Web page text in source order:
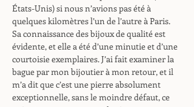
États-Unis) si nous n’avions pas été à
quelques kilomètres l’un de l’autre à Paris.
Sa connaissance des bijoux de qualité est
évidente, et elle a été d’une minutie et d’une
courtoisie exemplaires. J’ai fait examiner la
bague par mon bijoutier à mon retour, et il
m’a dit que c’est une pierre absolument
exceptionnelle, sans le moindre défaut, ce